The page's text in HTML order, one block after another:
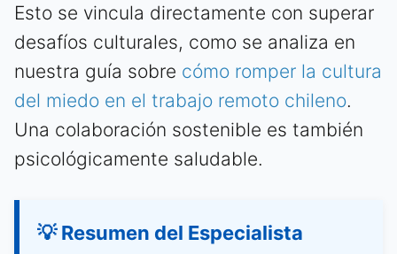
Esto se vincula directamente con superar
desafíos culturales, como se analiza en
nuestra guía sobre cómo romper la cultura
del miedo en el trabajo remoto chileno.
Una colaboración sostenible es también
psicológicamente saludable.
💡 Resumen del Especialista